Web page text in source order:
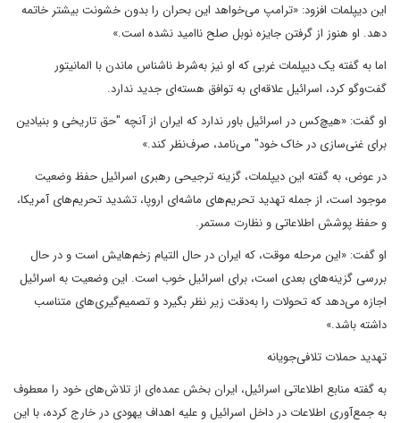
این دیپلمات افزود: «ترامپ می‌خواهد این بحران را بدون خشونت بیشتر خاتمه
دهد. او هنوز از گرفتن جایزه نوبل صلح ناامید نشده است.»
اما به گفته یک دیپلمات غربی که او نیز به‌شرط ناشناس ماندن با المانیتور
گفت‌وگو کرد، اسرائیل علاقه‌ای به توافق هسته‌ای جدید ندارد.
او گفت: «هیچ‌کس در اسرائیل باور ندارد که ایران از آنچه "حق تاریخی و بنیادین
برای غنی‌سازی در خاک خود" می‌نامد، صرف‌نظر کند.»
در عوض، به گفته این دیپلمات، گزینه ترجیحی رهبری اسرائیل حفظ وضعیت
موجود است، از جمله تهدید تحریم‌های ماشه‌ای اروپا، تشدید تحریم‌های آمریکا،
و حفظ پوشش اطلاعاتی و نظارت مستمر.
او گفت: «این مرحله موقت، که ایران در حال التیام زخم‌هایش است و در حال
بررسی گزینه‌های بعدی است، برای اسرائیل خوب است. این وضعیت به اسرائیل
اجازه می‌دهد که تحولات را به‌دقت زیر نظر بگیرد و تصمیم‌گیری‌های متناسب
داشته باشد.»
تهدید حملات تلافی‌جویانه
به گفته منابع اطلاعاتی اسرائیل، ایران بخش عمده‌ای از تلاش‌های خود را معطوف
به جمع‌آوری اطلاعات در داخل اسرائیل و علیه اهداف یهودی در خارج کرده، با این